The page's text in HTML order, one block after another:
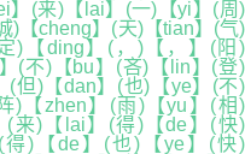
】(来)【lai】(一)【yi】(周)
)【cheng】(天)【tian】(气)
)【ding】(，)【，】(阳)
(不)【bu】(吝)【lin】(登)
(但)【dan】(也)【ye】(不)
)【zhen】(雨)【yu】(相)
(来)【lai】(得)【de】(快)
得)【de】(也)【ye】(快)